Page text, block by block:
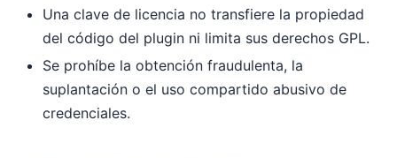
Una clave de licencia no transfiere la propiedad
del código del plugin ni limita sus derechos GPL.
Se prohíbe la obtención fraudulenta, la
suplantación o el uso compartido abusivo de
credenciales.